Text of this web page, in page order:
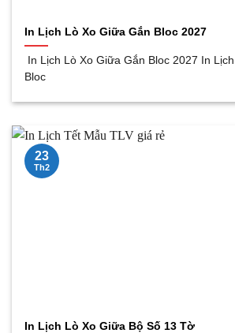
In Lịch Lò Xo Giữa Gắn Bloc 2027
In Lịch Lò Xo Giữa Gắn Bloc 2027 In
Bloc
In Lịch Lò Xo Giữa Bộ Số 13 Tờ
23
Th2